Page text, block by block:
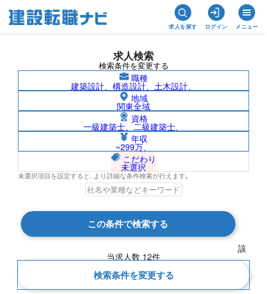
求人を探す ログイン メニュー
求人検索
検索条件を変更する
職種
建築設計、構造設計、土木設計、
地域
関東全域
資格
一級建築士、二級建築士、
年収
~299万、
こだわり
未選択
未選択項目を設定すると､より詳細な条件検索が行えます｡
この条件で検索する
該
当求人数 12件
検索条件を変更する
地質調査技士/広島県の求人検索結果一覧
検索結果 12 件
現在の検索条件